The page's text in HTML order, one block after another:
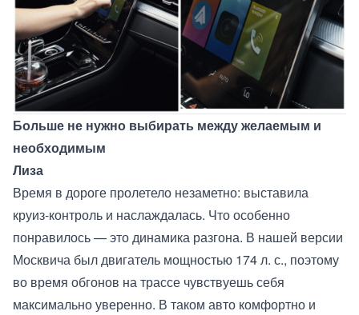
Больше не нужно выбирать между желаемым и
необходимым
Лиза
Время в дороге пролетело незаметно: выставила
круиз-контроль и наслаждалась. Что особенно
понравилось — это динамика разгона. В нашей версии
Москвича был двигатель мощностью 174 л. с., поэтому
во время обгонов на трассе чувствуешь себя
максимально уверенно. В таком авто комфортно и